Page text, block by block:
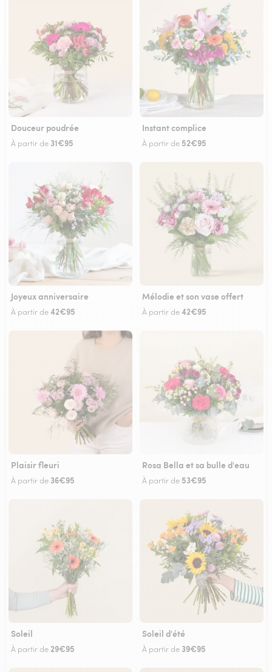
Douceur poudrée
À partir de 31€95
Instant complice
À partir de 52€95
Joyeux anniversaire
À partir de42€95
Mélodie et son vase offert
À partir de42€95
Plaisir fleuri
À partir de 36€95
Rosa Bella et sa bulle d'eau
À partir de 53€95
Soleil
À partir de29€95
Soleil d'été
À partir de 39€95